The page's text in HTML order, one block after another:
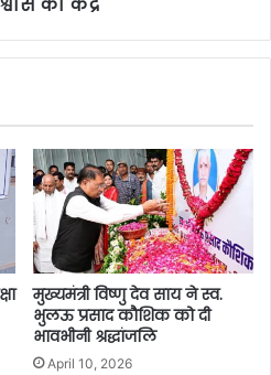
मुख्यमंत्री विष्णु देव साय ने स्व.
भुलऊ प्रसाद कौशिक को दी
भावभीनी श्रद्धांजलि
April 10, 2026